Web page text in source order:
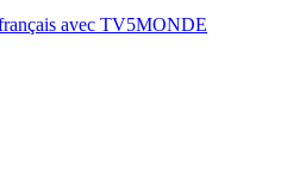
avec TV5MONDE